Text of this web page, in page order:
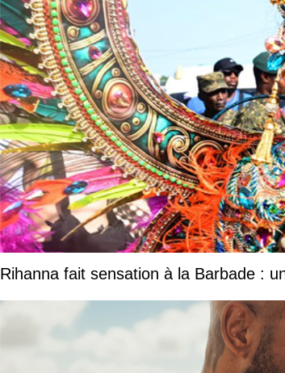
Rihanna fait sensation à la Barbade :